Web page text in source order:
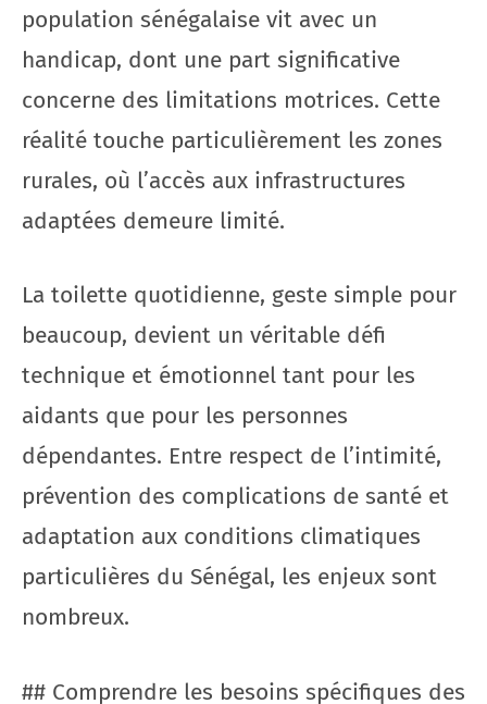
population sénégalaise vit avec un
handicap, dont une part significative
concerne des limitations motrices. Cette
réalité touche particulièrement les zones
rurales, où l’accès aux infrastructures
adaptées demeure limité.
La toilette quotidienne, geste simple pour
beaucoup, devient un véritable défi
technique et émotionnel tant pour les
aidants que pour les personnes
dépendantes. Entre respect de l’intimité,
prévention des complications de santé et
adaptation aux conditions climatiques
particulières du Sénégal, les enjeux sont
nombreux.
## Comprendre les besoins spécifiques des